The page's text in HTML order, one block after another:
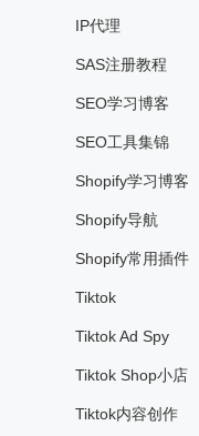
IP代理
SAS注册教程
SEO学习博客
SEO工具集锦
Shopify学习博客
Shopify导航
Shopify常用插件
Tiktok
Tiktok Ad Spy
Tiktok Shop小店
Tiktok内容创作